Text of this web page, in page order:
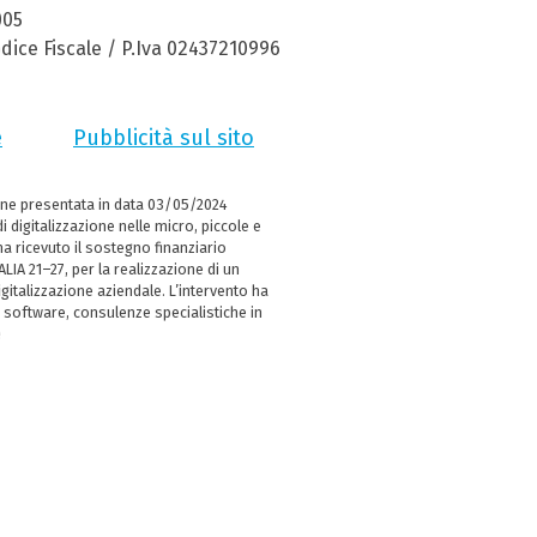
Fiscale / P.Iva 02437210996
Pubblicità sul sito
presentata in data 03/05/2024
digitalizzazione nelle micro, piccole e
ricevuto il sostegno finanziario
21–27, per la realizzazione di un
aziendale. L’intervento ha
consulenze specialistiche in